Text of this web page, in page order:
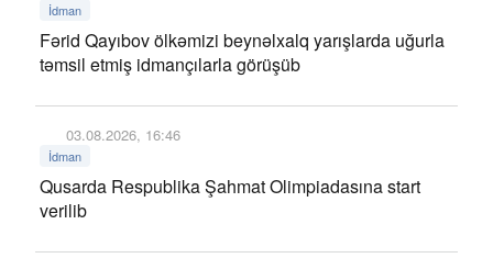
İdman
Fərid Qayıbov ölkəmizi beynəlxalq yarışlarda uğurla
təmsil etmiş idmançılarla görüşüb
03.08.2026, 16:46
İdman
Qusarda Respublika Şahmat Olimpiadasına start
verilib